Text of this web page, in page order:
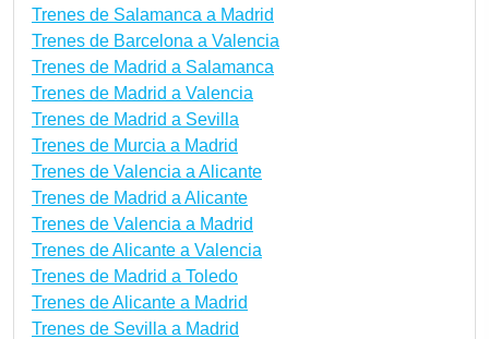
Trenes de Salamanca a Madrid
Trenes de Barcelona a Valencia
Trenes de Madrid a Salamanca
Trenes de Madrid a Valencia
Trenes de Madrid a Sevilla
Trenes de Murcia a Madrid
Trenes de Valencia a Alicante
Trenes de Madrid a Alicante
Trenes de Valencia a Madrid
Trenes de Alicante a Valencia
Trenes de Madrid a Toledo
Trenes de Alicante a Madrid
Trenes de Sevilla a Madrid